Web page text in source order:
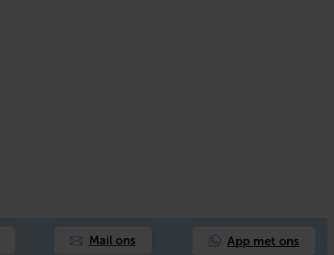
Mail ons App met ons